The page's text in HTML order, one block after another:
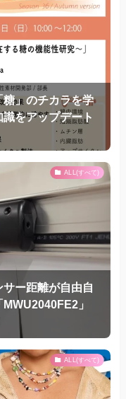
糖」のチカラを学
をアップデート
ALL(すべて)
サー距離が自由自
」
ALL(すべて)